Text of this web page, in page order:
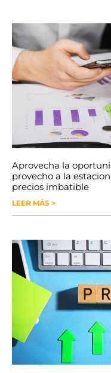
Aprovecha la
provecho a la
precios imbatible
LEER MÁS >